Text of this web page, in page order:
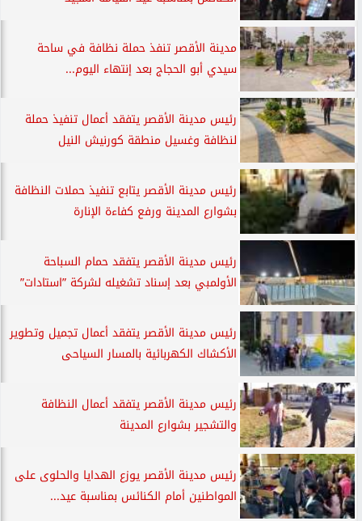
مدينة الأقصر تنفذ حملة نظافة في ساحة
سيدي أبو الحجاج بعد إنتهاء اليوم...
رئيس مدينة الأقصر يتفقد أعمال تنفيذ حملة
لنظافة وغسيل منطقة كورنيش النيل
رئيس مدينة الأقصر يتابع تنفيذ حملات النظافة
بشوارع المدينة ورفع كفاءة الإنارة
رئيس مدينة الأقصر يتفقد حمام السباحة
الأولمبي بعد إسناد تشغيله لشركة ”استادات”
رئيس مدينة الأقصر يتفقد أعمال تجميل وتطوير
الأكشاك الكهربائية بالمسار السياحى
رئيس مدينة الأقصر يتفقد أعمال النظافة
والتشجير بشوارع المدينة
رئيس مدينة الأقصر يوزع الهدايا والحلوى على
المواطنين أمام الكنائس بمناسبة عيد...